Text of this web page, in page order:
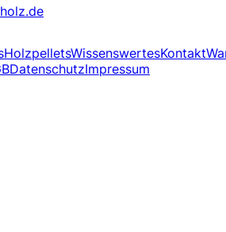
HolzpelletsWissenswertesKontakt
DatenschutzImpressum